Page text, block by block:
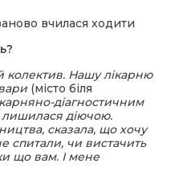
вчилася ходити
колектив. Нашу лікарню
(місто біля
діагностичним
діючою.
сказала, що хочу
спитали, чи вистачить
що вам. І мене